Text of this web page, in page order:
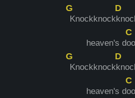
G
Knockknock
D
heaven's d
C
G
Knockknock
D
heaven's d
C